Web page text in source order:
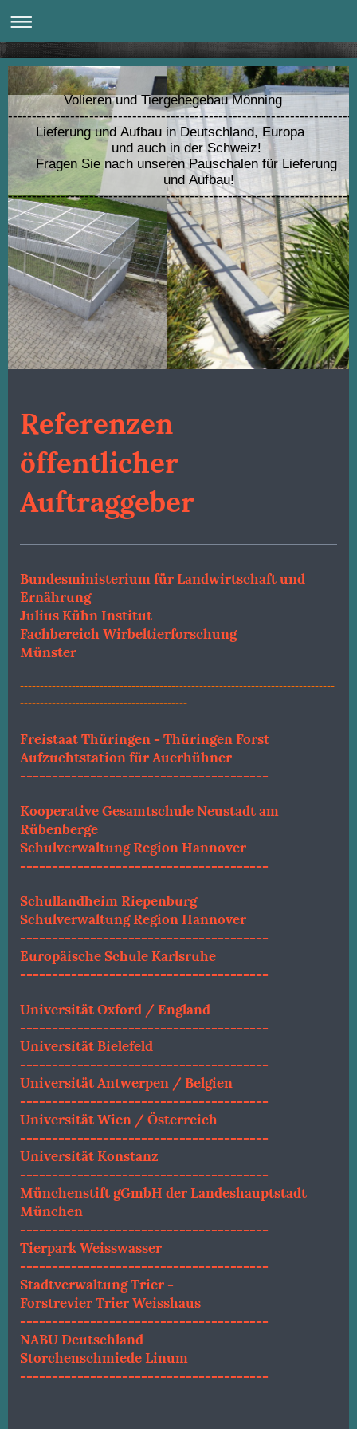
Volieren und Tiergehegebau Mönning
Lieferung und Aufbau in Deutschland, Europa
und auch in der Schweiz!
Fragen Sie nach unseren Pauschalen für Lieferung
und Aufbau!
Referenzen
öffentlicher
Auftraggeber
Bundesministerium für Landwirtschaft und
Ernährung
Julius Kühn Institut
Fachbereich Wirbeltierforschung
Münster
-------------------------------------------------------------------------------
------------------------------------------
Freistaat Thüringen - Thüringen Forst
Aufzuchtstation für Auerhühner
---------------------------------------
Kooperative Gesamtschule Neustadt am
Rübenberge
Schulverwaltung Region Hannover
---------------------------------------
Schullandheim Riepenburg
Schulverwaltung Region Hannover
---------------------------------------
Europäische Schule Karlsruhe
---------------------------------------
Universität Oxford / England
---------------------------------------
Universität Bielefeld
---------------------------------------
Universität Antwerpen / Belgien
---------------------------------------
Universität Wien / Österreich
---------------------------------------
Universität Konstanz
---------------------------------------
Münchenstift gGmbH der Landeshauptstadt
München
---------------------------------------
Tierpark Weisswasser
---------------------------------------
Stadtverwaltung Trier -
Forstrevier Trier Weisshaus
---------------------------------------
NABU Deutschland
Storchenschmiede Linum
---------------------------------------